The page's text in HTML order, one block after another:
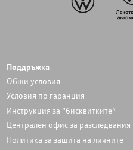
Поддръжка
Общи условия
Условия по гаранция
Инструкция за “бисквитките”
Централен офис за разследвания
Политика за защита на личните